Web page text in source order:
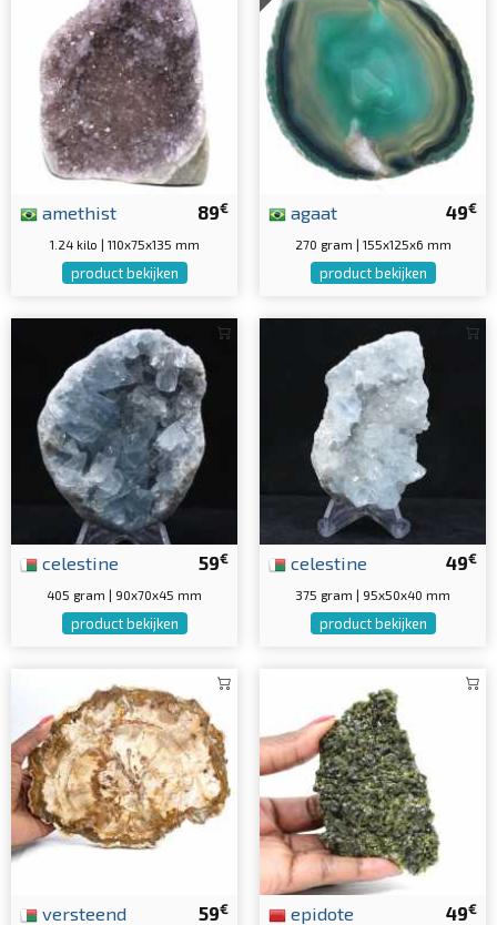
89€
amethist
1.24 kilo | 110x75x135 mm
product bekijken
49€
agaat
270 gram | 155x125x6 mm
product bekijken
59€
celestine
405 gram | 90x70x45 mm
product bekijken
49€
celestine
375 gram | 95x50x40 mm
product bekijken
59€
versteend 49€
epidote